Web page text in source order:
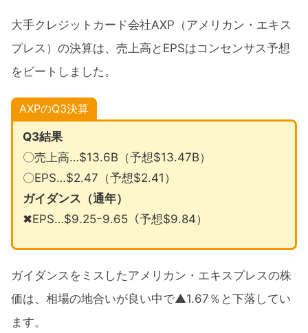
大手クレジットカード会社AXP（アメリカン・エキス
プレス）の決算は、売上高とEPSはコンセンサス予想
をビートしました。
AXPのQ3決算
Q3結果
〇売上高…$13.6B（予想$13.47B）
〇EPS…$2.47（予想$2.41）
ガイダンス（通年）
✖EPS…$9.25ｰ9.65（予想$9.84）
ガイダンスをミスしたアメリカン・エキスプレスの株
価は、相場の地合いが良い中で▲1.67％と下落してい
ます。